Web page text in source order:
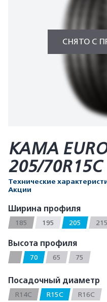
СНЯТО С
КАМА
205/70R15C
Технические
Акции
Ширина профиля
185 195 205 215
Высота профиля
70 65 75
Посадочный диаметр
R14C R15C R16C